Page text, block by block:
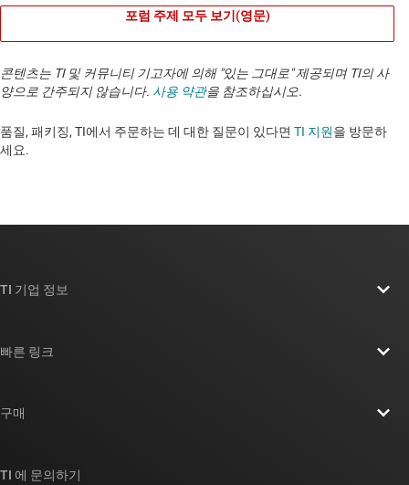
포럼 주제 모두 보기(영문)
콘텐츠는 TI 및 커뮤니티 기고자에 의해 "있는 그대로" 제공되며 TI의 사
양으로 간주되지 않습니다. 사용 약관을 참조하십시오.
품질, 패키징, TI에서 주문하는 데 대한 질문이 있다면 TI 지원을 방문하
세요. ​​​​​​​​​​​​​​
TI 기업 정보
빠른 링크
대체품 검색
구매
TI 에 문의하기